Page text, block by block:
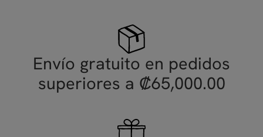
Envío gratuito en pedidos
superiores a ₡65,000.00